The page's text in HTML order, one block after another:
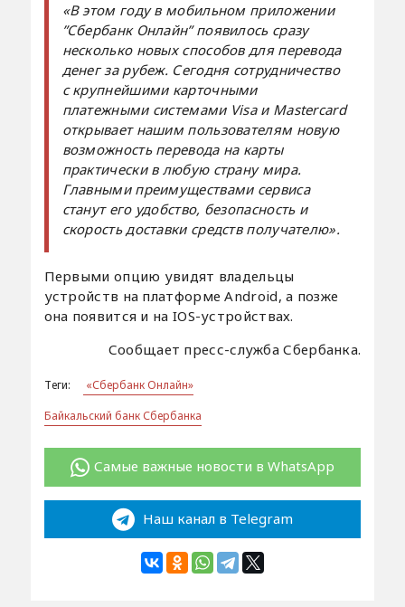
«В этом году в мобильном приложении
ʺСбербанк Онлайнʺ появилось сразу
несколько новых способов для перевода
денег за рубеж. Сегодня сотрудничество
с крупнейшими карточными
платежными системами Visa и Mastercard
открывает нашим пользователям новую
возможность перевода на карты
практически в любую страну мира.
Главными преимуществами сервиса
станут его удобство, безопасность и
скорость доставки средств получателю».
Первыми опцию увидят владельцы
устройств на платформе Android, а позже
она появится и на IOS-устройствах.
Сообщает пресс-служба Сбербанка.
Теги:
«Сбербанк Онлайн»
Байкальский банк Сбербанка
Самые важные новости в WhatsApp
Наш канал в Telegram